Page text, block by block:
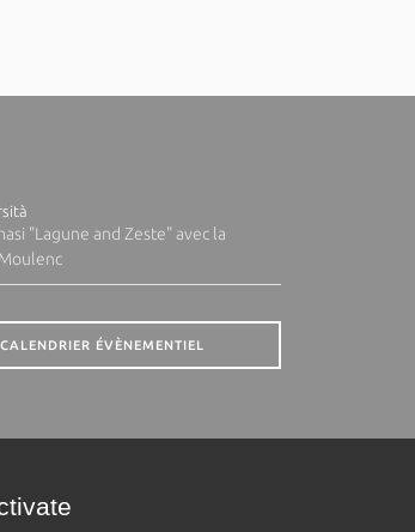
"Lagune and Zeste" avec la
ÉVÈNEMENTIEL